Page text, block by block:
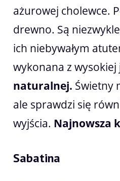
ażurowej cholewce.
drewno. Są
ich niebywałym
wykonana z wysokiej
naturalnej. Świetny
ale sprawdzi się
wyjścia. Najnowsza
Sabatina